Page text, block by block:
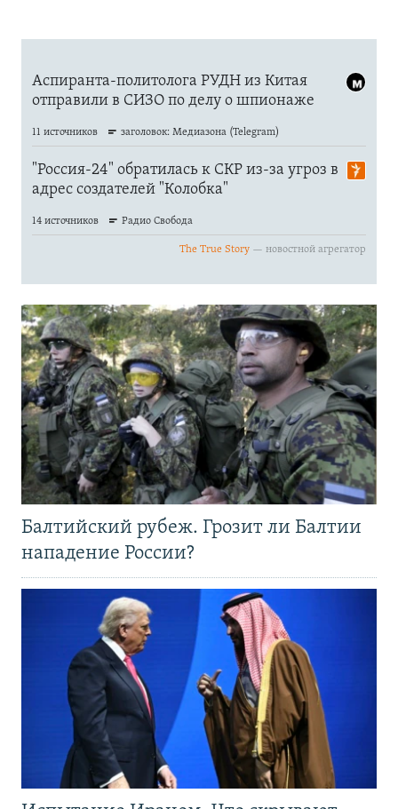
Балтийский рубеж. Грозит ли Балтии
нападение России?